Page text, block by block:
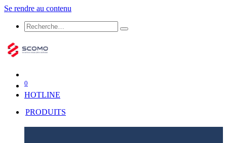
Se rendre au contenu
0
HOTLINE
PRODUITS